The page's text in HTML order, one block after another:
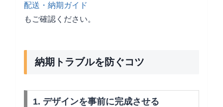
配送・納期ガイド
もご確認ください。
納期トラブルを防ぐコツ
1. デザインを事前に完成させる